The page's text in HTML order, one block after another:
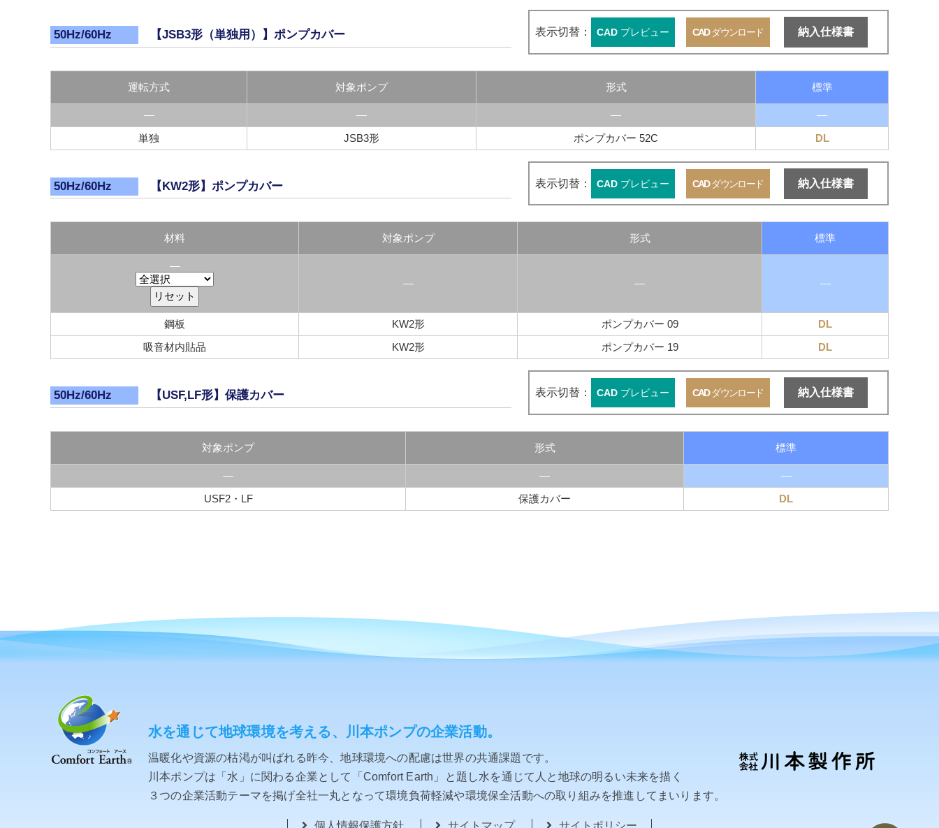
50Hz/60Hz 【JSB3形（単独用）】ポンプカバー 表示切替： CADプレビュー CADダウンロード 納入仕様書
運転方式 対象ポンプ 形式 標準
― ― ―
―
単独
JSB3形 ポンプカバー 52C DL
50Hz/60Hz 【KW2形】ポンプカバー 表示切替： CADプレビュー CADダウンロード 納入仕様書
材料 対象ポンプ 形式 標準
―
―
― ―
鋼板 KW2形 ポンプカバー 09
DL
吸音材内貼品
KW2形 ポンプカバー 19 DL
50Hz/60Hz 【USF,LF形】保護カバー 表示切替： CADプレビュー CADダウンロード 納入仕様書
対象ポンプ 形式 標準
― ―
―
USF2・LF
保護カバー DL
水を通じて地球環境を考える、川本ポンプの企業活動。
温暖化や資源の枯渇が叫ばれる昨今、地球環境への配慮は世界の共通課題です。
川本ポンプは「水」に関わる企業として「Comfort Earth」と題し水を通じて人と地球の明るい未来を描く
３つの企業活動テーマを掲げ全社一丸となって環境負荷軽減や環境保全活動への取り組みを推進してまいります。
個人情報保護方針 サイトマップ サイトポリシー